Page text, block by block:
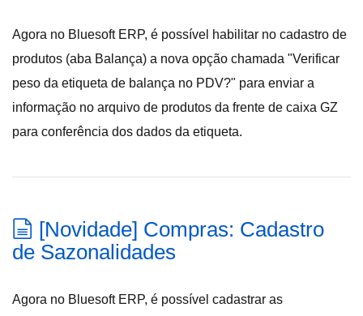
Agora no Bluesoft ERP, é possível habilitar no cadastro de
produtos (aba Balança) a nova opção chamada "Verificar
peso da etiqueta de balança no PDV?" para enviar a
informação no arquivo de produtos da frente de caixa GZ
para conferência dos dados da etiqueta.
[Novidade] Compras: Cadastro
de Sazonalidades
Agora no Bluesoft ERP, é possível cadastrar as